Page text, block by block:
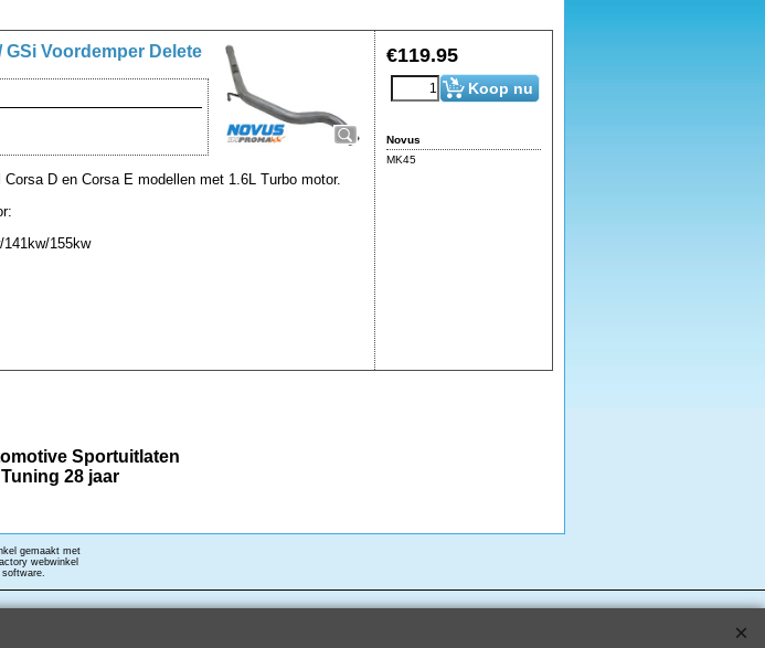
€119.95
Koop nu
Novus
MK45
GSi Voordemper Delete
D en Corsa E modellen met 1.6L Turbo motor.
155kw
Sportuitlaten
28 jaar
gemaakt met
webwinkel
software.